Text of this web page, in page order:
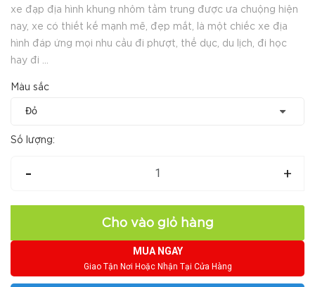
xe đạp địa hình khung nhôm tầm trung được ưa chuộng hiện
nay, xe có thiết kế mạnh mẽ, đẹp mắt, là một chiếc xe địa
hình đáp ứng mọi nhu cầu đi phượt, thể dục, du lịch, đi học
hay đi ...
Màu sắc
Số lượng:
- +
Cho vào giỏ hàng
MUA NGAY
Giao Tận Nơi Hoặc Nhận Tại Cửa Hàng